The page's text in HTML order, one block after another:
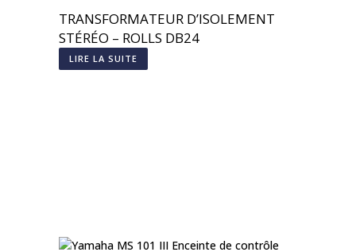
TRANSFORMATEUR D’ISOLEMENT
STÉRÉO – ROLLS DB24
LIRE LA SUITE